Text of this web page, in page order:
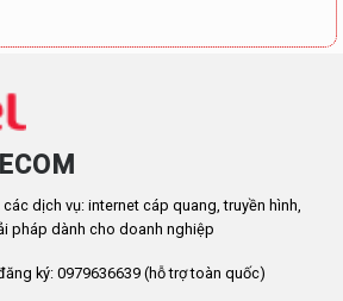
dịch vụ: internet cáp quang, truyền hình,
pháp dành cho doanh nghiệp
ký: 0979636639 (hỗ trợ toàn quốc)